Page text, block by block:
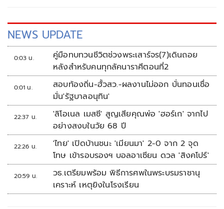
NEWS UPDATE
0:03 น.
คู่มือทบทวนชีวิตช่วงพระเสาร์จร(7)เดินถอย
หลังสำหรับคนทุกลัคนาราศีตอนที่2
0:01 น.
สอบท้องถิ่น-ฮั้วสว.-ผลงานไม่ออก บั่นทอนเชื่อ
มั่น'รัฐบาลอนุทิน'
22:37 น.
'ลิโอเนล เมสซี' สูญเสียคุณพ่อ 'ฮอร์เก' จากไป
อย่างสงบในวัย 68 ปี
22:26 น.
'ไทย' เปิดบ้านชนะ 'เมียนมา' 2-0 จาก 2 จุด
โทษ เข้ารอบรองฯ บอลอาเซียน ดวล 'สิงคโปร์'
20:59 น.
วธ.เตรียมพร้อม พิธีการศพในพระบรมราชานุ
เคราะห์ เหตุยิงในโรงเรียน